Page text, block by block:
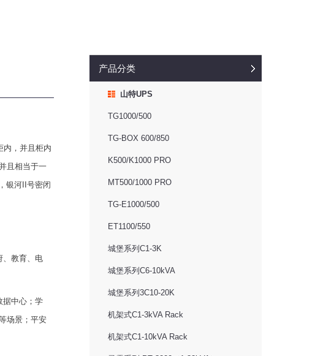
内，并且柜内
且相当于一
银河II号密闭
、教育、电
据中心；学
场景；平安
产品分类
山特UPS
TG1000/500
TG-BOX 600/850
K500/K1000 PRO
MT500/1000 PRO
TG-E1000/500
ET1100/550
城堡系列C1-3K
城堡系列C6-10kVA
城堡系列3C10-20K
机架式C1-3kVA Rack
机架式C1-10kVA Rack